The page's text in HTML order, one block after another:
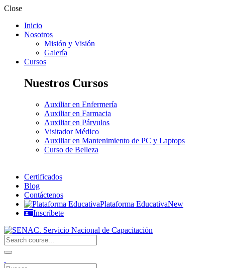
Close
Inicio
Nosotros
Misión y Visión
Galería
Cursos
Nuestros Cursos
Auxiliar en Enfermería
Auxiliar en Farmacia
Auxiliar en Párvulos
Visitador Médico
Auxiliar en Mantenimiento de PC y Laptops
Curso de Belleza
Certificados
Blog
Contáctenos
Plataforma EducativaNew
Inscríbete